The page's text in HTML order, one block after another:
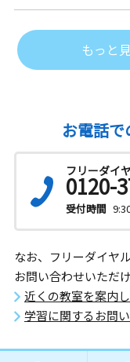
もっと
お電話
フリーダイ
0120-
受付時間
なお、フリーダイヤ
お問い合わせいただけ
近くの教室を案内
学習に関するお問